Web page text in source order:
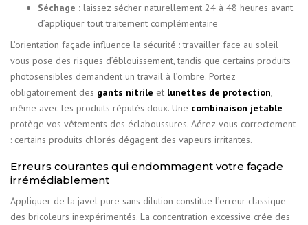
Séchage : laissez sécher naturellement 24 à 48 heures avant
d’appliquer tout traitement complémentaire
L’orientation façade influence la sécurité : travailler face au soleil
vous pose des risques d’éblouissement, tandis que certains produits
photosensibles demandent un travail à l’ombre. Portez
obligatoirement des gants nitrile et lunettes de protection,
même avec les produits réputés doux. Une combinaison jetable
protège vos vêtements des éclaboussures. Aérez-vous correctement
: certains produits chlorés dégagent des vapeurs irritantes.
Erreurs courantes qui endommagent votre façade
irrémédiablement
Appliquer de la javel pure sans dilution constitue l’erreur classique
des bricoleurs inexpérimentés. La concentration excessive crée des